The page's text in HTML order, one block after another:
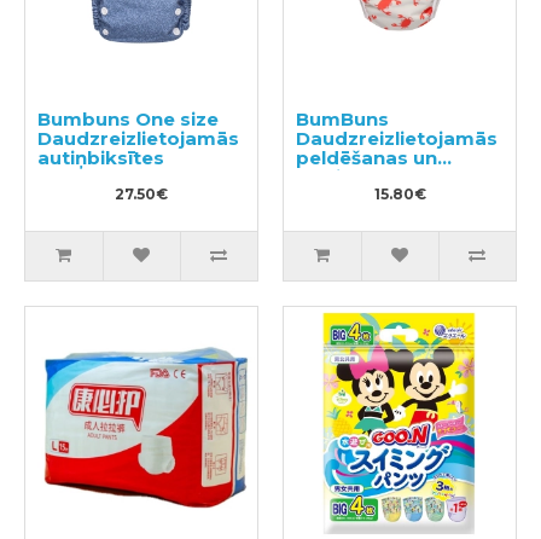
Bumbuns One size
Daudzreizlietojamās
autiņbiksītes
27.50€
BumBuns
Daudzreizlietojamās
peldēšanas un
podiņmācību
autiņbiksīte L 14–
15.80€